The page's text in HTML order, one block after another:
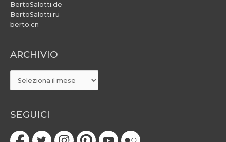
BertoSalotti.de
BertoSalotti.ru
berto.cn
ARCHIVIO
ARCHIVIO
SEGUICI